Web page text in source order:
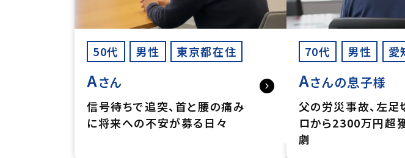
50代 男性 東京都在住
Aさん
信号待ちで追突、首と腰の痛み
に将来への不安が募る日々
70代 男性 愛
Aさんの息子様
父の労災事故、左足
ロから2300万円超
劇